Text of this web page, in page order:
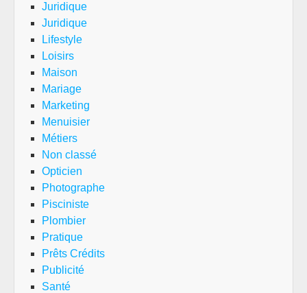
Juridique
Juridique
Lifestyle
Loisirs
Maison
Mariage
Marketing
Menuisier
Métiers
Non classé
Opticien
Photographe
Pisciniste
Plombier
Pratique
Prêts Crédits
Publicité
Santé